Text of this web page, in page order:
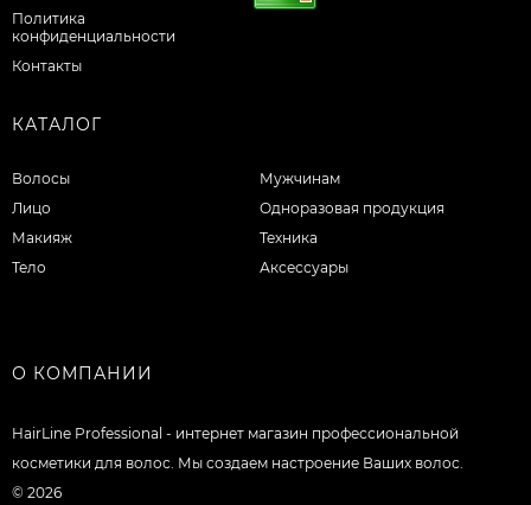
Политика
конфиденциальности
Контакты
КАТАЛОГ
Волосы
Лицо
Макияж
Тело
Мужчинам
Одноразовая продукция
Техника
Аксессуары
О КОМПАНИИ
HairLine Professional - интернет магазин профессиональной
косметики для волос. Мы создаем настроение Ваших волос.
© 2026